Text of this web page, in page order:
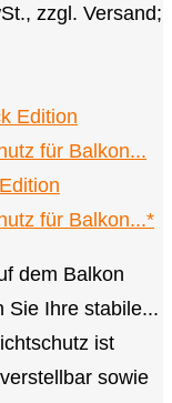
zzgl. Versand;
für Balkon...*
dem Balkon
Sie Ihre stabile...
ist
sowie